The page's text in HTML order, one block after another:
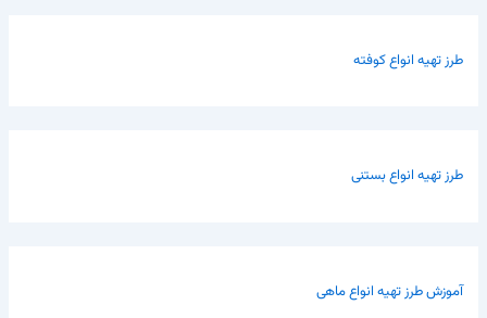
طرز تهیه انواع کوفته
طرز تهیه انواع بستنی
آموزش طرز تهیه انواع ماهی